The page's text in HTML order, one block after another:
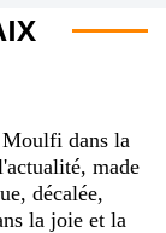
dans la
made
décalée,
la joie et la